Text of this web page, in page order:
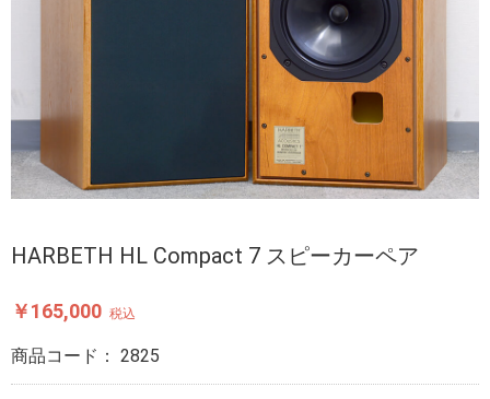
HARBETH HL Compact 7 スピーカーペア
￥165,000 税込
商品コード： 2825